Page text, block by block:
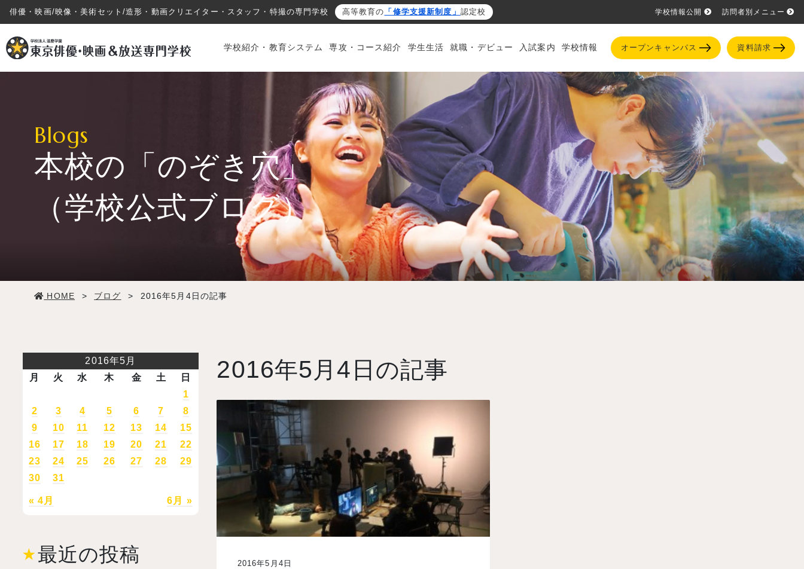
俳優・映画/映像・美術セット/造形・動画クリエイター・スタッフ・特撮の専門学校 高等教育の 「修学支援新制度」 認定校 学校情報公開 訪問者別メニュー
学校紹介・教育システム 専攻・コース紹介 学生生活 就職・デビュー 入試案内 学校情報 オープンキャンパス 資料請求
専攻・コース紹介
入試案内
オープンキャンパス
訪問者別メニュー
Blogs
本校の「のぞき穴」
（学校公式ブログ）
HOME > ブログ > 2016年5月4日の記事
2016年5 月 4 日の記事
2016年5月4日
2016年5月
月
火 水 木 金 土 日
« 4月 6月 »
1
2
3 4 5 6 7
8
9
10 11 12 13 14
15
16
17 18 19 20 21
22
23
24 25 26 27 28
29
30
31
最近の投稿